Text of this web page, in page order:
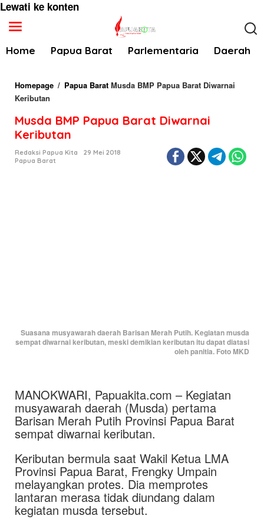
Lewati ke konten
Home Papua Barat Parlementaria Daerah
Homepage / Papua Barat Musda BMP Papua Barat Diwarnai
Keributan
Musda BMP Papua Barat Diwarnai
Keributan
Redaksi Papua Kita
29 Mei 2018
Papua Barat
Suasana musyawarah daerah Barisan Merah Putih. Kegiatan musda
sempat diwarnai keributan, meski demikian keributan itu dapat diatasi
oleh panitia. Foto MKD
MANOKWARI, Papuakita.com – Kegiatan
musyawarah daerah (Musda) pertama
Barisan Merah Putih Provinsi Papua Barat
sempat diwarnai keributan.
Keributan bermula saat Wakil Ketua LMA
Provinsi Papua Barat, Frengky Umpain
melayangkan protes. Dia memprotes
lantaran merasa tidak diundang dalam
kegiatan musda tersebut.